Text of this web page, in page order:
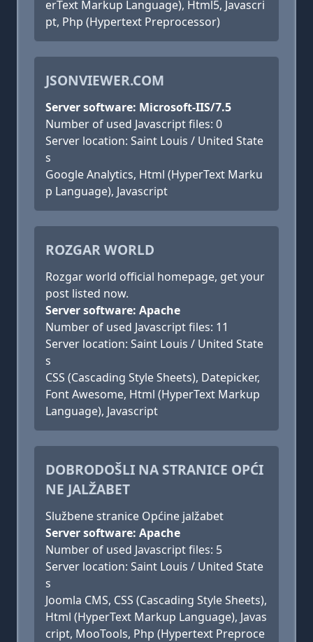
erText Markup Language), Html5, Javascri
pt, Php (Hypertext Preprocessor)
JSONVIEWER.COM
Server software: Microsoft-IIS/7.5
Number of used Javascript files: 0
Server location: Saint Louis / United State
s
Google Analytics, Html (HyperText Marku
p Language), Javascript
ROZGAR WORLD
Rozgar world official homepage, get your
post listed now.
Server software: Apache
Number of used Javascript files: 11
Server location: Saint Louis / United State
s
CSS (Cascading Style Sheets), Datepicker,
Font Awesome, Html (HyperText Markup
Language), Javascript
DOBRODOŠLI NA STRANICE OPĆI
NE JALŽABET
Službene stranice Općine jalžabet
Server software: Apache
Number of used Javascript files: 5
Server location: Saint Louis / United State
s
Joomla CMS, CSS (Cascading Style Sheets),
Html (HyperText Markup Language), Javas
cript, MooTools, Php (Hypertext Preproce